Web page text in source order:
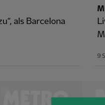
als Barcelona
9